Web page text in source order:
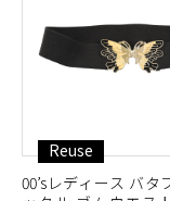
Reuse
00’sレディース バタ